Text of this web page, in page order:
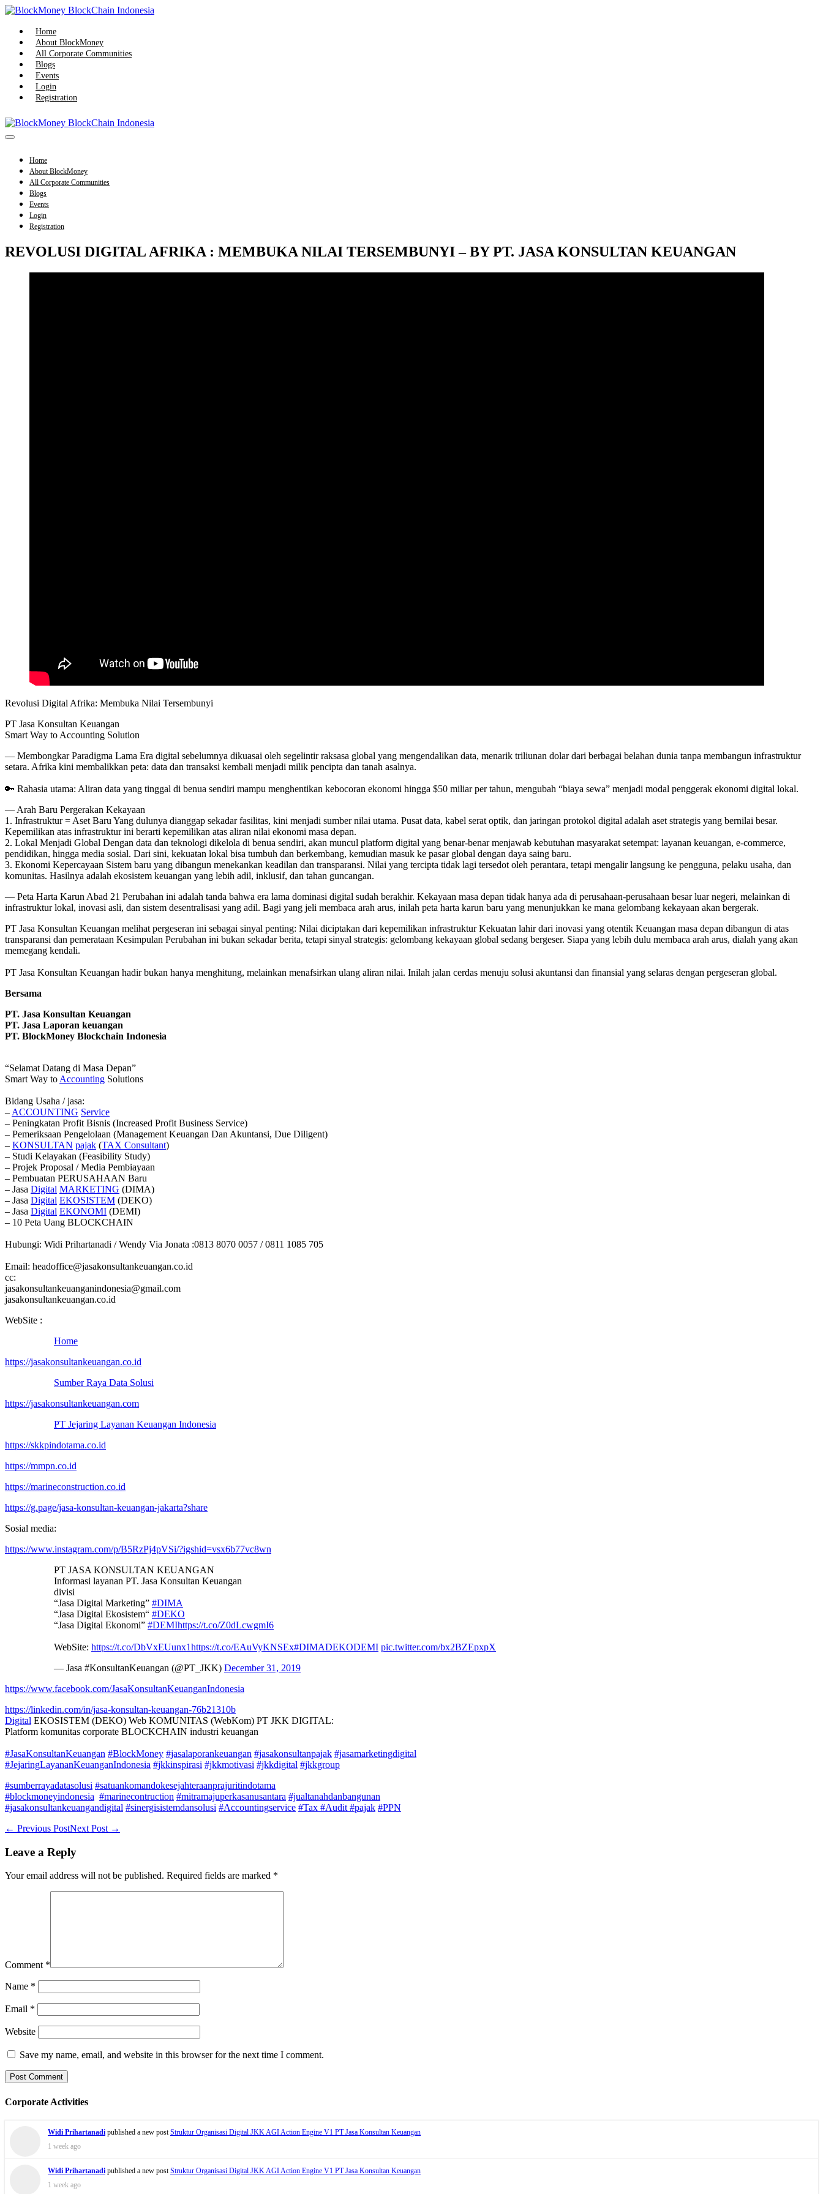
Skip
content
Home
About BlockMoney
All Corporate Communities
Blogs
Events
Login
Registration
Menu
Home
About BlockMoney
All Corporate Communities
Blogs
Events
Login
Registration
REVOLUSI DIGITAL AFRIKA : MEMBUKA NILAI TERSEMBUNYI – BY PT. JASA KONSULTAN KEUANGAN
Revolusi Digital Afrika: Membuka Nilai Tersembunyi
PT Jasa Konsultan Keuangan
Smart Way to Accounting Solution
— Membongkar Paradigma Lama Era digital sebelumnya dikuasai oleh segelintir raksasa global yang mengendalikan data, menarik triliunan dolar dari berbagai belahan dunia tanpa membangun infrastruktur
setara. Afrika kini membalikkan peta: data dan transaksi kembali menjadi milik pencipta dan tanah asalnya.
🔑 Rahasia utama: Aliran data yang tinggal di benua sendiri mampu menghentikan kebocoran ekonomi hingga $50 miliar per tahun, mengubah “biaya sewa” menjadi modal penggerak ekonomi digital lokal.
— Arah Baru Pergerakan Kekayaan
1. Infrastruktur = Aset Baru Yang dulunya dianggap sekadar fasilitas, kini menjadi sumber nilai utama. Pusat data, kabel serat optik, dan jaringan protokol digital adalah aset strategis yang bernilai besar.
Kepemilikan atas infrastruktur ini berarti kepemilikan atas aliran nilai ekonomi masa depan.
2. Lokal Menjadi Global Dengan data dan teknologi dikelola di benua sendiri, akan muncul platform digital yang benar-benar menjawab kebutuhan masyarakat setempat: layanan keuangan, e-commerce,
pendidikan, hingga media sosial. Dari sini, kekuatan lokal bisa tumbuh dan berkembang, kemudian masuk ke pasar global dengan daya saing baru.
3. Ekonomi Kepercayaan Sistem baru yang dibangun menekankan keadilan dan transparansi. Nilai yang tercipta tidak lagi tersedot oleh perantara, tetapi mengalir langsung ke pengguna, pelaku usaha, dan
komunitas. Hasilnya adalah ekosistem keuangan yang lebih adil, inklusif, dan tahan guncangan.
— Peta Harta Karun Abad 21 Perubahan ini adalah tanda bahwa era lama dominasi digital sudah berakhir. Kekayaan masa depan tidak hanya ada di perusahaan-perusahaan besar luar negeri, melainkan di
infrastruktur lokal, inovasi asli, dan sistem desentralisasi yang adil. Bagi yang jeli membaca arah arus, inilah peta harta karun baru yang menunjukkan ke mana gelombang kekayaan akan bergerak.
PT Jasa Konsultan Keuangan melihat pergeseran ini sebagai sinyal penting: Nilai diciptakan dari kepemilikan infrastruktur Kekuatan lahir dari inovasi yang otentik Keuangan masa depan dibangun di atas
transparansi dan pemerataan Kesimpulan Perubahan ini bukan sekadar berita, tetapi sinyal strategis: gelombang kekayaan global sedang bergeser. Siapa yang lebih dulu membaca arah arus, dialah yang akan
memegang kendali.
PT Jasa Konsultan Keuangan hadir bukan hanya menghitung, melainkan menafsirkan ulang aliran nilai. Inilah jalan cerdas menuju solusi akuntansi dan finansial yang selaras dengan pergeseran global.
Bersama
PT. Jasa Konsultan Keuangan
PT. Jasa Laporan keuangan
PT. BlockMoney Blockchain Indonesia
“Selamat Datang di Masa Depan”
Smart Way to Accounting Solutions
Bidang Usaha / jasa:
– ACCOUNTING Service
– Peningkatan Profit Bisnis (Increased Profit Business Service)
– Pemeriksaan Pengelolaan (Management Keuangan Dan Akuntansi, Due Diligent)
– KONSULTAN pajak (TAX Consultant)
– Studi Kelayakan (Feasibility Study)
– Projek Proposal / Media Pembiayaan
– Pembuatan PERUSAHAAN Baru
– Jasa Digital MARKETING (DIMA)
– Jasa Digital EKOSISTEM (DEKO)
– Jasa Digital EKONOMI (DEMI)
– 10 Peta Uang BLOCKCHAIN
Hubungi: Widi Prihartanadi / Wendy Via Jonata :0813 8070 0057 / 0811 1085 705
Email: headoffice@jasakonsultankeuangan.co.id
cc:
jasakonsultankeuanganindonesia@gmail.com
jasakonsultankeuangan.co.id
WebSite :
Home
https://jasakonsultankeuangan.co.id
Sumber Raya Data Solusi
https://jasakonsultankeuangan.com
PT Jejaring Layanan Keuangan Indonesia
https://skkpindotama.co.id
https://mmpn.co.id
https://marineconstruction.co.id
https://g.page/jasa-konsultan-keuangan-jakarta?share
Sosial media:
https://www.instagram.com/p/B5RzPj4pVSi/?igshid=vsx6b77vc8wn
PT JASA KONSULTAN KEUANGAN
Informasi layanan PT. Jasa Konsultan Keuangan
divisi
“Jasa Digital Marketing” #DIMA
“Jasa Digital Ekosistem“ #DEKO
“Jasa Digital Ekonomi” #DEMIhttps://t.co/Z0dLcwgmI6
WebSite: https://t.co/DbVxEUunx1https://t.co/EAuVyKNSEx#DIMADEKODEMI pic.twitter.com/bx2BZEpxpX
— Jasa #KonsultanKeuangan (@PT_JKK) December 31, 2019
https://www.facebook.com/JasaKonsultanKeuanganIndonesia
https://linkedin.com/in/jasa-konsultan-keuangan-76b21310b
Digital EKOSISTEM (DEKO) Web KOMUNITAS (WebKom) PT JKK DIGITAL:
Platform komunitas corporate BLOCKCHAIN industri keuangan
#JasaKonsultanKeuangan #BlockMoney #jasalaporankeuangan #jasakonsultanpajak #jasamarketingdigital
#JejaringLayananKeuanganIndonesia #jkkinspirasi #jkkmotivasi #jkkdigital #jkkgroup
#sumberrayadatasolusi #satuankomandokesejahteraanprajuritindotama
#blockmoneyindonesia #marinecontruction #mitramajuperkasanusantara #jualtanahdanbangunan
#jasakonsultankeuangandigital #sinergisistemdansolusi #Accountingservice #Tax #Audit #pajak #PPN
Post
← Previous PostNext Post →
Leave a Reply
Your email address will not be published. Required fields are marked *
Comment *
Name *
Email *
Website
Save my name, email, and website in this browser for the next time I comment.
Corporate Activities
Widi Prihartanadi published a new post Struktur Organisasi Digital JKK AGI Action Engine V1 PT Jasa Konsultan Keuangan
1 week ago
Widi Prihartanadi published a new post Struktur Organisasi Digital JKK AGI Action Engine V1 PT Jasa Konsultan Keuangan
1 week ago